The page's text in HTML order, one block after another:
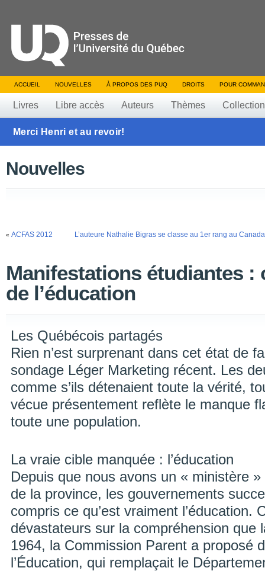
ACCUEIL NOUVELLES À PROPOS DES PUQ DROITS POUR
Livres Libre accès Auteurs Thèmes
Merci Henri et au revoir!
Nouvelles
« ACFAS 2012 L’auteure Nathalie Bigras se classe au 1er rang au
Manifestations étudiantes :
de l’éducation
Les Québécois partagés
Rien n’est surprenant dans cet état de
sondage Léger Marketing récent. Les
comme s’ils détenaient toute la vérité,
vécue présentement reflète le manque
toute une population.
La vraie cible manquée : l’éducation
Depuis que nous avons un « ministère »
de la province, les gouvernements
compris ce qu’est vraiment l’éducation.
dévastateurs sur la compréhension que
1964, la Commission Parent a proposé
l’Éducation, qui remplaçait le